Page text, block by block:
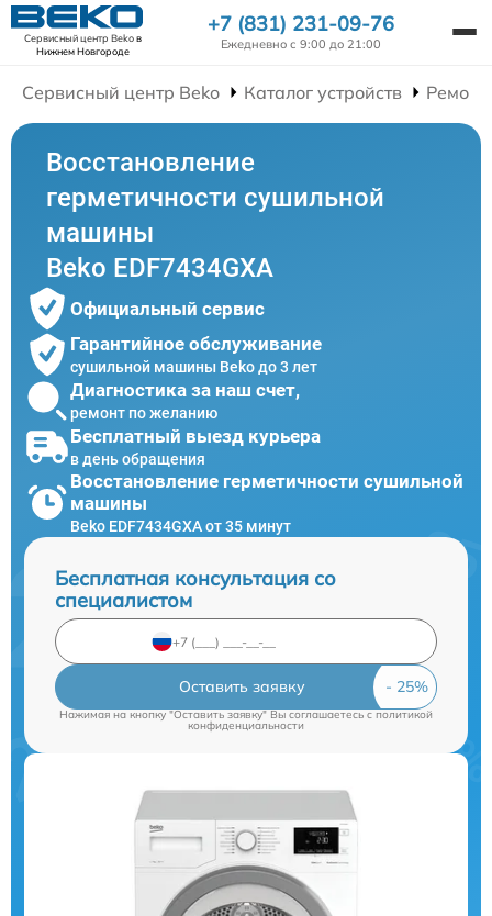
Сервисный центр Bekoв
Нижнем Новгороде
+7 (831) 231-09-76
Ежедневно с 9:00 до 21:00
Сервисный центр Beko Каталог устройств
Восстановление
герметичности сушильной
машины
Beko EDF7434GXA
Официальный сервис
Гарантийное обслуживание
сушильной машины Beko до 3 лет
Диагностика за наш счет,
ремонт по желанию
Бесплатный выезд курьера
в день обращения
Восстановление герметичности сушильной
машины
Beko EDF7434GXA от 35 минут
Бесплатная консультация со
специалистом
Оставить заявку
Нажимая на кнопку "Оставить заявку" Вы соглашаетесь c политикой
конфиденциальности